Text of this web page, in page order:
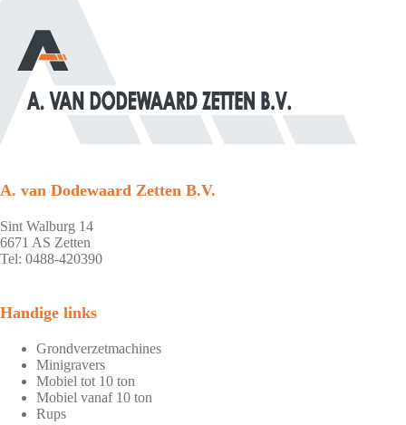
A. van Dodewaard Zetten B.V.
Sint Walburg 14
6671 AS Zetten
Tel: 0488-420390
Handige links
Grondverzetmachines
Minigravers
Mobiel tot 10 ton
Mobiel vanaf 10 ton
Rups